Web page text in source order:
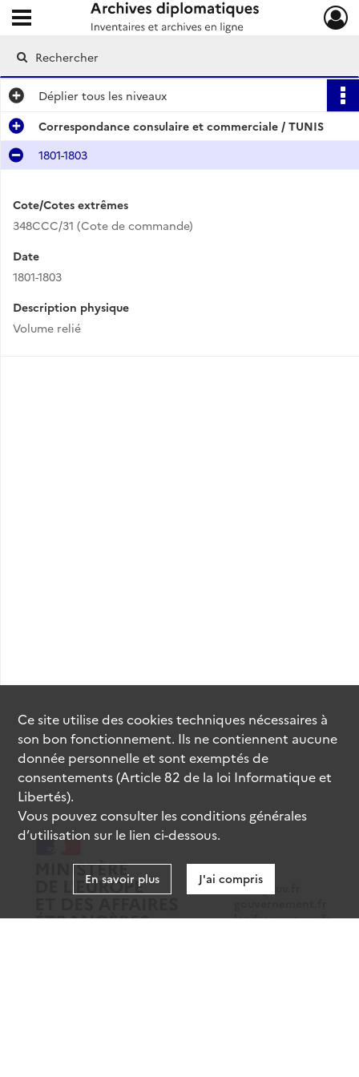
Archives diplomatiques
Ouvrir le menu déroulant
Déplier tous les niveaux
Correspondance consulaire et commerciale / TUNIS
1801-1803
Cote/Cotes extrêmes
348CCC/31 (Cote de commande)
Date
1801-1803
Description physique
Volume relié
data.gouv.fr
legifrance.gouv.fr
Ce site utilise descookiestechniques nécessaires à
son bon fonctionnement. Ils ne contiennent aucune
donnée personnelle et sont exemptés de
consentements (Article 82 de la loi Informatique et
Libertés).
Vous pouvez consulter les conditions générales
d’utilisation sur le lien ci-dessous.
En savoir plus J'ai compris